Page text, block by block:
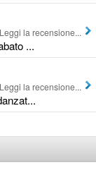
...
Leggi la recensione...
Leggi la recensione...